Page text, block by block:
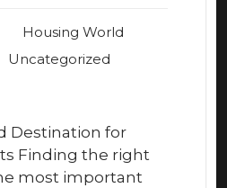
Housing World
Uncategorized
Destination for
Finding the right
most important